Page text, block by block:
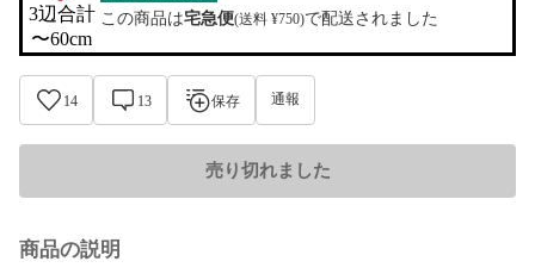
3辺合計
〜60cm
この商品は宅急便(送料 ¥750)で配送されました
14 13 保存 通報
売り切れました
商品の説明